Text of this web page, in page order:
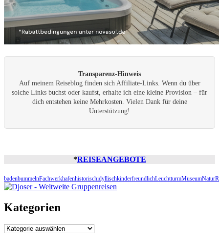
Transparenz-Hinweis
Auf meinem Reiseblog finden sich Affiliate-Links. Wenn du über
solche Links buchst oder kaufst, erhalte ich eine kleine Provision – für
dich entstehen keine Mehrkosten. Vielen Dank für deine
Unterstützung!
*REISEANGEBOTE
badenbummelnFachwerkhafenhistorischidyllischkinderfreundlichLeuchtturmMuseumNatur
Kategorien
Kategorien